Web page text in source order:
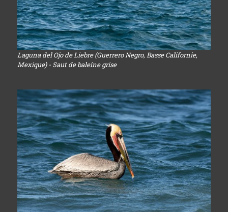
Laguna del Ojo de Liebre (Guerrero Negro, Basse Californie,
Mexique) - Saut de baleine grise